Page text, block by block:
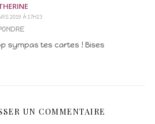
2019 À 17H23
sympas tes cartes ! Bises
UN COMMENTAIRE